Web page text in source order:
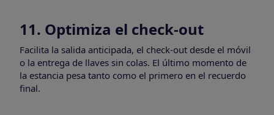
11. Optimiza el check-out
Facilita la salida anticipada, el check-out desde el móvil
o la entrega de llaves sin colas. El último momento de
la estancia pesa tanto como el primero en el recuerdo
final.